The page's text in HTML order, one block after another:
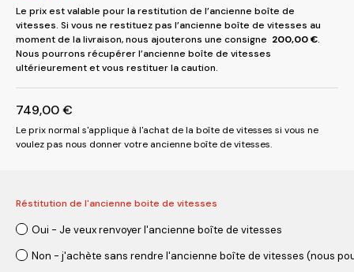
Le prix est valable pour la restitution de l’ancienne boîte de
vitesses. Si vous ne restituez pas l’ancienne boîte de vitesses au
moment de la livraison, nous ajouterons une consigne 200,00€.
Nous pourrons récupérer l’ancienne boîte de vitesses
ultérieurement et vous restituer la caution.
749,00€
Le prix normal s'applique à l'achat de la boîte de vitesses si vous ne
voulez pas nous donner votre ancienne boîte de vitesses.
Réstitution de l'ancienne boite de vitesses
Oui - Je veux renvoyer l'ancienne boîte de vitesses
Non - j'achète sans rendre l'ancienne boîte de vitesses (nous